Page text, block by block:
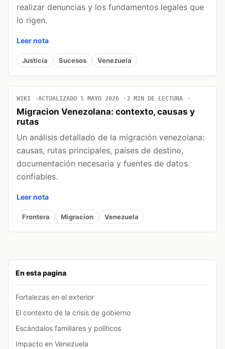
En esta pagina
Fortalezas en el exterior
El contexto de la crisis de gobierno
Escándalos familiares y políticos
Impacto en Venezuela
realizar denuncias y los fundamentos legales que
lo rigen.
Leer nota
Justicia Sucesos Venezuela
WIKI ACTUALIZADO 5 MAYO 2026 3 MIN DE LECTURA
Migracion Venezolana: contexto, causas y
rutas
Un análisis detallado de la migración venezolana:
causas, rutas principales, países de destino,
documentación necesaria y fuentes de datos
confiables.
Leer nota
Frontera Migracion Venezuela